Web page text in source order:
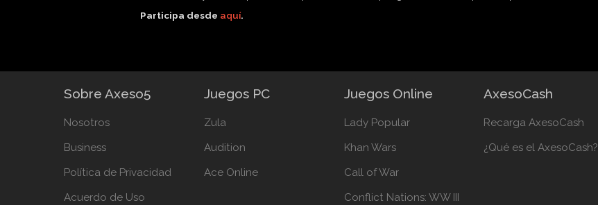
Participa desde aquí.
Sobre Axeso5
Nosotros
Business
Política de Privacidad
Acuerdo de Uso
Juegos PC
Zula
Audition
Ace Online
Juegos Online
Lady Popular
Khan Wars
Call of War
Conflict Nations: WW III
AxesoCash
Recarga AxesoCash
¿Qué es el AxesoCash?